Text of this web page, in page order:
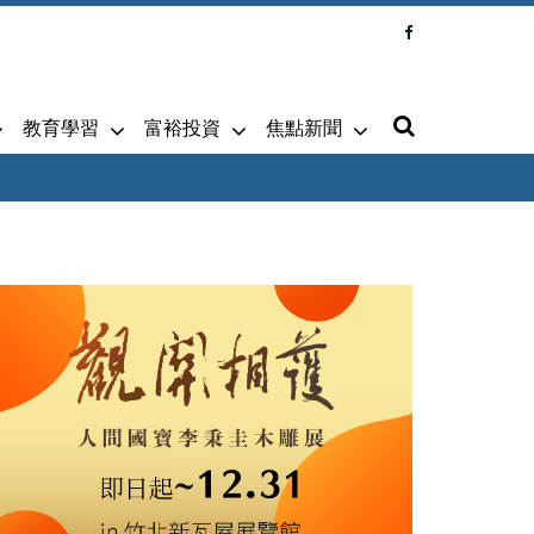
教育學習 富裕投資 焦點新聞